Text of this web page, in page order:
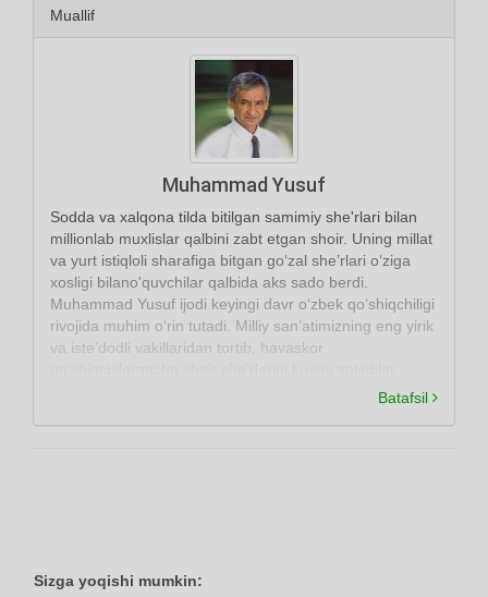
Muallif
Muhammad Yusuf
Sodda va xalqona tilda bitilgan samimiy she'rlari bilan
millionlab muxlislar qalbini zabt etgan shoir. Uning millat
va yurt istiqloli sharafiga bitgan go‘zal she’rlari o‘ziga
xosligi bilano'quvchilar qalbida aks sado berdi.
Muhammad Yusuf ijodi keyingi davr o‘zbek qo‘shiqchiligi
rivojida muhim o‘rin tutadi. Milliy san’atimizning eng yirik
va iste’dodli vakillaridan tortib, havaskor
Batafsil
Sizga yoqishi mumkin: